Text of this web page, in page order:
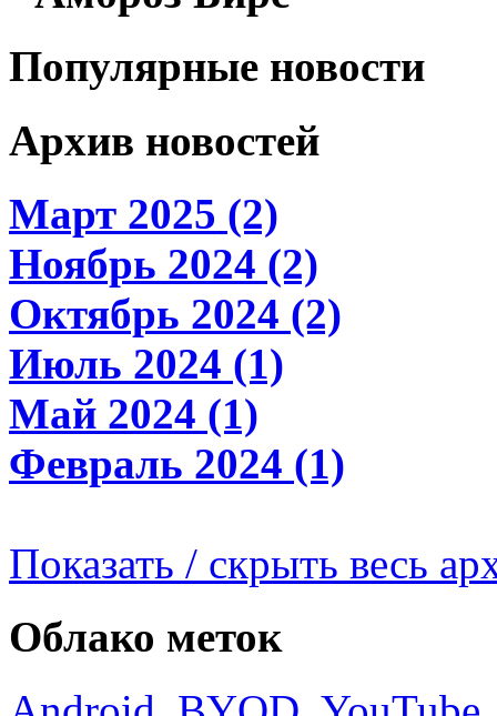
Популярные новости
Архив новостей
Март 2025 (2)
Ноябрь 2024 (2)
Октябрь 2024 (2)
Июль 2024 (1)
Май 2024 (1)
Февраль 2024 (1)
Показать / скрыть весь
Облако меток